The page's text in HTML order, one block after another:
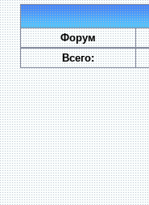
Форум
Всего: